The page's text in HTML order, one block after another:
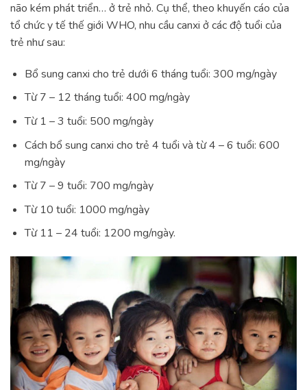
não kém phát triển… ở trẻ nhỏ. Cụ thể, theo khuyến cáo của
tổ chức y tế thế giới WHO, nhu cầu canxi ở các độ tuổi của
trẻ như sau:
Bổ sung canxi cho trẻ dưới 6 tháng tuổi: 300 mg/ngày
Từ 7 – 12 tháng tuổi: 400 mg/ngày
Từ 1 – 3 tuổi: 500 mg/ngày
Cách bổ sung canxi cho trẻ 4 tuổi và từ 4 – 6 tuổi: 600
mg/ngày
Từ 7 – 9 tuổi: 700 mg/ngày
Từ 10 tuổi: 1000 mg/ngày
Từ 11 – 24 tuổi: 1200 mg/ngày.